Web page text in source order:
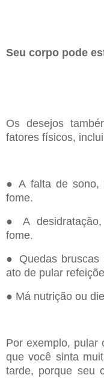
Seu corpo pode
Os desejos
fatores físicos,
● A falta de sono,
fome.
● A
fome.
● Quedas bruscas
ato de pular
● Má nutrição ou
Por exemplo, pular
que você sinta
tarde, porque seu